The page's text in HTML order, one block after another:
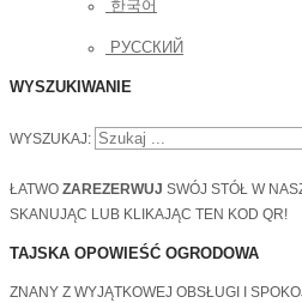
한국어
РУССКИЙ
WYSZUKIWANIE
WYSZUKAJ:
ŁATWO ZAREZERWUJ SWÓJ STÓŁ W
SKANUJĄC LUB KLIKAJĄC TEN KOD QR!
TAJSKA OPOWIEŚĆ OGRODOWA
ZNANY Z WYJĄTKOWEJ OBSŁUGI I